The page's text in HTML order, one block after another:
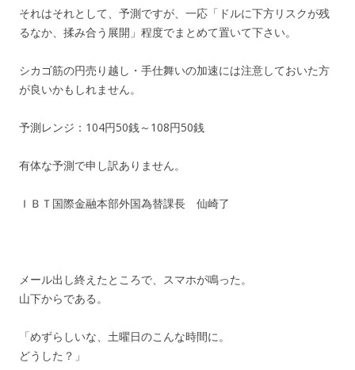
それはそれとして、予測ですが、一応「ドルに下方リスクが残
るなか、揉み合う展開」程度でまとめて置いて下さい。
シカゴ筋の円売り越し・手仕舞いの加速には注意しておいた方
が良いかもしれません。
予測レンジ：104円50銭～108円50銭
有体な予測で申し訳ありません。
ＩＢＴ国際金融本部外国為替課長 仙崎了
メール出し終えたところで、スマホが鳴った。
山下からである。
「めずらしいな、土曜日のこんな時間に。
どうした？」